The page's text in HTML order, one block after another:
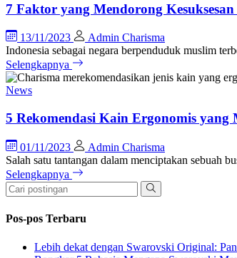
7 Faktor yang Mendorong
13/11/2023
Admin Charisma
Indonesia sebagai negara berpenduduk muslim
Selengkapnya
News
5 Rekomendasi Kain Ergonomis yang
01/11/2023
Admin Charisma
Salah satu tantangan dalam menciptakan sebuah
Selengkapnya
Pos-pos Terbaru
Lebih dekat dengan Swarovski Original: